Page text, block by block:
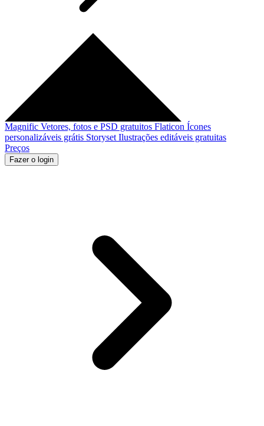
Magnific Vetores, fotos e PSD gratuitos Flaticon Ícones
personalizáveis grátis Storyset Ilustrações editáveis gratuitas
Preços
Fazer o login